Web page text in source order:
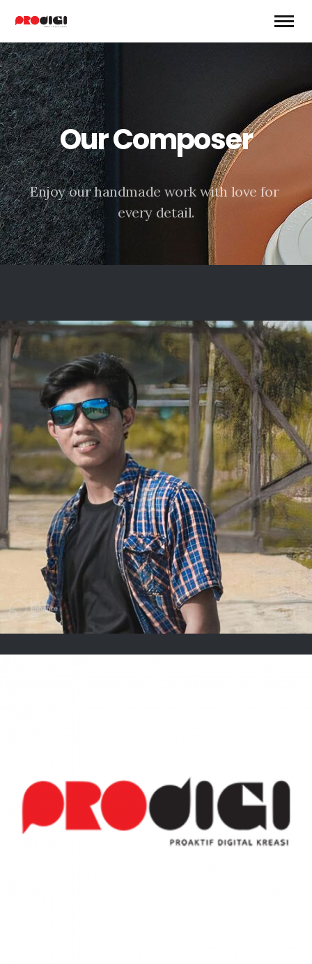
OurComposer
Enjoyourhandmade work with love for
every detail.